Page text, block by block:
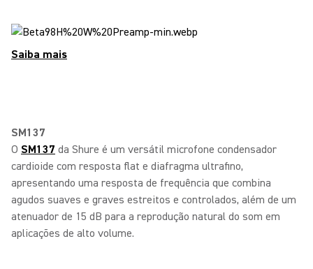
Saiba mais
SM137
O SM137 da Shure é um versátil microfone condensador
cardioide com resposta flat e diafragma ultrafino,
apresentando uma resposta de frequência que combina
agudos suaves e graves estreitos e controlados, além de um
atenuador de 15 dB para a reprodução natural do som em
aplicações de alto volume.